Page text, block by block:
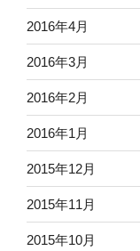
2016年4月
2016年3月
2016年2月
2016年1月
2015年12月
2015年11月
2015年10月